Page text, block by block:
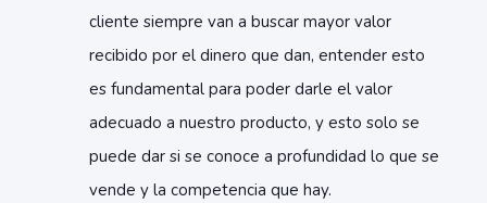
cliente siempre van a buscar mayor valor
recibido por el dinero que dan, entender esto
es fundamental para poder darle el valor
adecuado a nuestro producto, y esto solo se
puede dar si se conoce a profundidad lo que se
vende y la competencia que hay.